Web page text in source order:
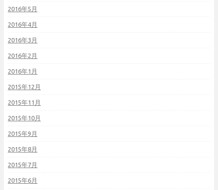
2016年5月
2016年4月
2016年3月
2016年2月
2016年1月
2015年12月
2015年11月
2015年10月
2015年9月
2015年8月
2015年7月
2015年6月